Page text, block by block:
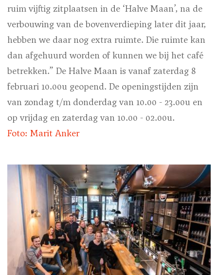
ruim vijftig zitplaatsen in de ‘Halve Maan’, na de
verbouwing van de bovenverdieping later dit jaar,
hebben we daar nog extra ruimte. Die ruimte kan
dan afgehuurd worden of kunnen we bij het café
betrekken.” De Halve Maan is vanaf zaterdag 8
februari 10.00u geopend. De openingstijden zijn
van zondag t/m donderdag van 10.00 - 23.00u en
op vrijdag en zaterdag van 10.00 - 02.00u.
Foto: Marit Anker